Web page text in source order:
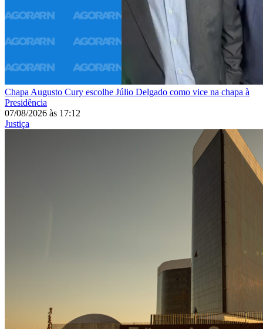
Chapa Augusto Cury escolhe Júlio Delgado como vice na chapa à
Presidência
07/08/2026 às 17:12
Justiça